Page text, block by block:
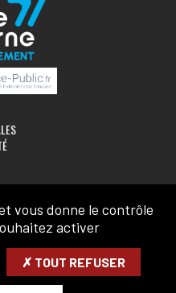
vous donne le contrôle
activer
✗ TOUT REFUSER